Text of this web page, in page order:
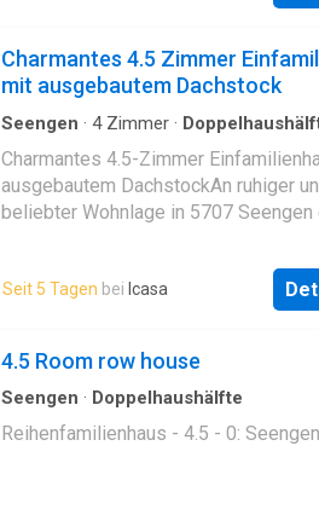
Charmantes 4.5 Zimmer
mit ausgebautem Dachstock
Seengen · 4Zimmer ·
Charmantes 4.5-Zimmer
ausgebautem DachstockAn ruhiger
beliebter Wohnlage in 5707 Seengen
Seit 5 Tagen bei Icasa
4.5 Room row house
Seengen · Doppelhaushälfte
Reihenfamilienhaus - 4.5 - 0: